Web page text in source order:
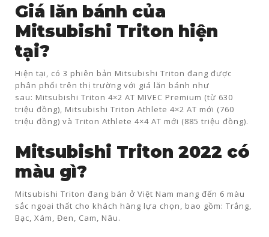
Giá lăn bánh của
Mitsubishi Triton hiện
tại?
Hiện tại, có 3 phiên bản Mitsubishi Triton đang được
phân phối trên thị trường với giá lăn bánh như
sau: Mitsubishi Triton 4×2 AT MIVEC Premium (từ 630
triệu đồng), Mitsubishi Triton Athlete 4×2 AT mới (760
triệu đồng) và Triton Athlete 4×4 AT mới (885 triệu đồng).
Mitsubishi Triton 2022 có
màu gì?
Mitsubishi Triton đang bán ở Việt Nam mang đến 6 màu
sắc ngoại thất cho khách hàng lựa chọn, bao gồm: Trắng,
Bạc, Xám, Đen, Cam, Nâu.